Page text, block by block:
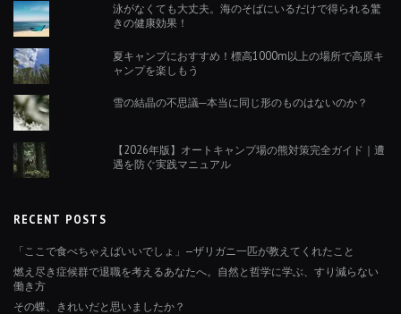
泳がなくても大丈夫。海のそばにいるだけで得られる驚
きの健康効果！
夏キャンプにおすすめ！標高1000m以上の場所で高原キ
ャンプを楽しもう
雪の結晶の不思議─本当に同じ形のものはないのか？
【2026年版】オートキャンプ場の熊対策完全ガイド｜遭
遇を防ぐ実践マニュアル
RECENT POSTS
「ここで食べちゃえばいいでしょ」—ザリガニ一匹が教えてくれたこと
燃え尽き症候群で退職を考えるあなたへ。自然と哲学に学ぶ、すり減らない
働き方
その蝶、きれいだと思いましたか？